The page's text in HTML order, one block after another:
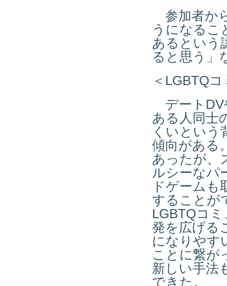
参加者か
うになるこ
あるという
ると思う」
＜LGBTQ
デートDV
ある人同士
くいという
傾向がある
あったが、
ルシーなパ
ドゲーム
することが
LGBTQコ
発を広げる
になりやす
ことに繋が
新しい手法
できた。